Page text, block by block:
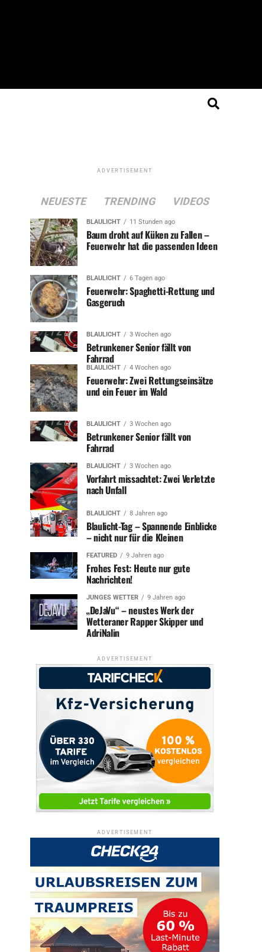
ADVERTISEMENT
NEUESTE TRENDING VIDEOS
BLAULICHT 11 Stunden ago
Baum droht auf Küken zu Fallen –
Feuerwehr hat die passenden Ideen
BLAULICHT 6 Tagen ago
Feuerwehr: Spaghetti-Rettung und
Gasgeruch
BLAULICHT 3 Wochen ago
Betrunkener Senior fällt von
Fahrrad
BLAULICHT 4 Wochen ago
Feuerwehr: Zwei Rettungseinsätze
und ein Feuer im Wald
BLAULICHT 3 Wochen ago
Betrunkener Senior fällt von
Fahrrad
BLAULICHT 3 Wochen ago
Vorfahrt missachtet: Zwei Verletzte
nach Unfall
BLAULICHT 8 Jahren ago
Blaulicht-Tag – Spannende Einblicke
– nicht nur für die Kleinen
FEATURED 9 Jahren ago
Frohes Fest: Heute nur gute
Nachrichten!
JUNGES WETTER 9 Jahren ago
„DeJaVu“ – neustes Werk der
Wetteraner Rapper Skipper und
AdriNalin
ADVERTISEMENT
ADVERTISEMENT